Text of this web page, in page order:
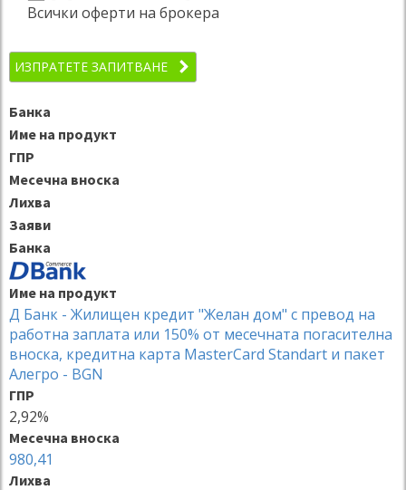
Всички оферти на брокера
ИЗПРАТЕТЕ ЗАПИТВАНЕ
Банка
Име на продукт
ГПР
Месечна вноска
Лихва
Заяви
Банка
Име на продукт
Д Банк - Жилищен кредит "Желан дом" с превод на
работна заплата или 150% от месечната погасителна
вноска, кредитна карта MasterCard Standart и пакет
Алегро - BGN
ГПР
2,92%
Месечна вноска
980,41
Лихва